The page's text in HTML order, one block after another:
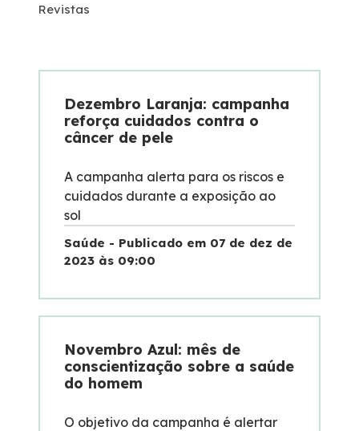
Fornecedores
Fale Conosco
Trabalhe Conosco
Dúvidas
Ouvidoria
Revistas
Dezembro Laranja: campanha
reforça cuidados contra o
câncer de pele
A campanha alerta para os riscos e
cuidados durante a exposição ao
sol
Saúde - Publicado em 07 de dez de
2023 às 09:00
Novembro Azul: mês de
conscientização sobre a saúde
do homem
O objetivo da campanha é alertar